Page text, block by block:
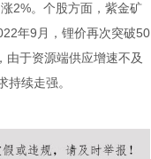
2%。个股方面，紫金矿
年9月，锂价再次突破50
于资源端供应增速不及
续走强。